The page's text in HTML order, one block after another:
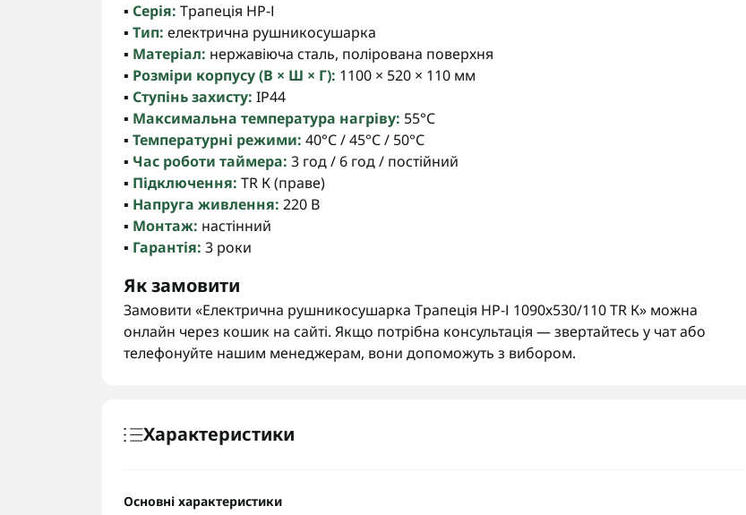
▪️ Серія: Трапеція НР-І
▪️ Тип: електрична рушникосушарка
▪️ Матеріал: нержавіюча сталь, полірована поверхня
▪️ Розміри корпусу (В × Ш × Г): 1100 × 520 × 110 мм
▪️ Ступінь захисту: IP44
▪️ Максимальна температура нагріву: 55°C
▪️ Температурні режими: 40°С / 45°С / 50°С
▪️ Час роботи таймера: 3 год / 6 год / постійний
▪️ Підключення: TR К (праве)
▪️ Напруга живлення: 220 В
▪️ Монтаж: настінний
▪️ Гарантія: 3 роки
Як замовити
Замовити «Електрична рушникосушарка Трапеція НР-І 1090х530/110 TR К» можна
онлайн через кошик на сайті. Якщо потрібна консультація — звертайтесь у чат або
телефонуйте нашим менеджерам, вони допоможуть з вибором.
Характеристики
Основні характеристики